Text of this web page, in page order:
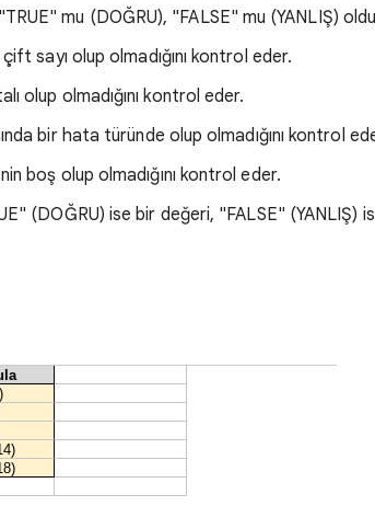
mu (DOĞRU), "FALSE" mu (YANLIŞ)
sayı olup olmadığını kontrol eder.
olup olmadığını kontrol eder.
bir hata türünde olup olmadığını kontrol
boş olup olmadığını kontrol eder.
(DOĞRU) ise bir değeri, "FALSE" (YANLIŞ)